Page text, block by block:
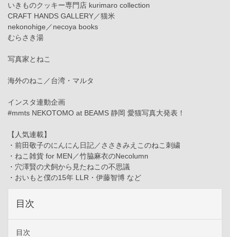
いきものクッキー専門店 kurimaro collection
CRAFT HANDS GALLERY／猫米
nekonohige／necoya books
むらさき湯
写真家とねこ
海外のねこ／台湾・マルタ
インスタ連動企画
#mmts NEKOTOMO at BEAMS 静岡 愛猫写真大発表！
【人気連載】
・前田敬子のにんにん日記／ささきみえこのねこ刺繍
・ねこ雑貨 for MEN／竹脇麻衣のNecolumn
・穴澤賢の犬飼から見たねこの不思議
・おいもと僕の15年 LLR・伊藤智博 など
目次
目次